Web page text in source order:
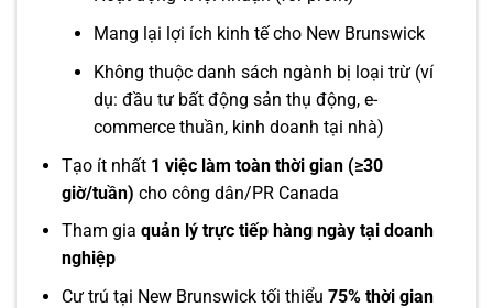
Mang lại lợi ích kinh tế cho New Brunswick
Không thuộc danh sách ngành bị loại trừ (ví
dụ: đầu tư bất động sản thụ động, e-
commerce thuần, kinh doanh tại nhà)
Tạo ít nhất 1 việc làm toàn thời gian (≥30
giờ/tuần) cho công dân/PR Canada
Tham gia quản lý trực tiếp hàng ngày tại doanh
nghiệp
Cư trú tại New Brunswick tối thiểu 75% thời gian